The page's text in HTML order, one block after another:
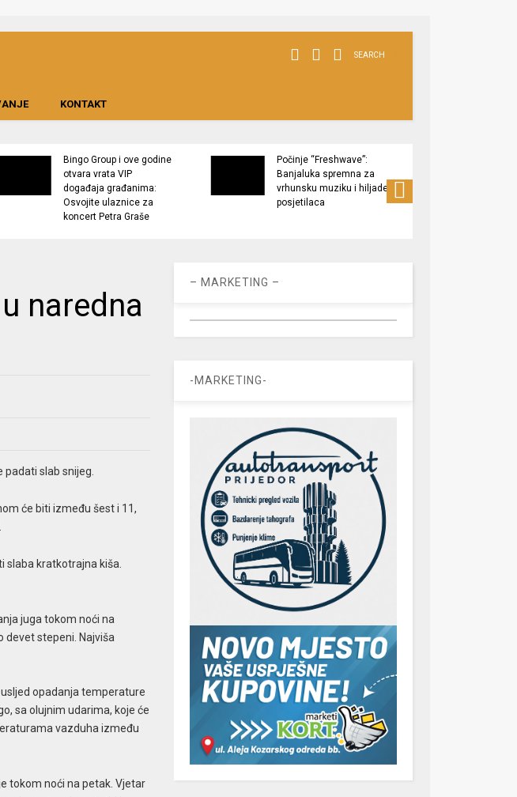
SEARCH
KONTAKT
Bingo Group i ove godine
otvara vrata VIP
događaja građanima:
Osvojite ulaznice za
koncert Petra Graše
Počinje “Freshwave”:
Banjaluka spremna za
vrhunsku muziku i hiljade
posjetilaca
naredna
padati slab snijeg.
će biti između šest i 11,
slaba kratkotrajna kiša.
juga tokom noći na
devet stepeni. Najviša
opadanja temperature
sa olujnim udarima, koje će
vazduha između
tokom noći na petak. Vjetar
– MARKETING –
-MARKETING-